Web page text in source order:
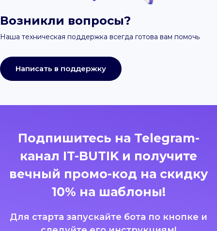
Возникли вопросы?
Наша техническая поддержка всегда готова вам помочь
Написать в поддержку
Подпишитесь на Telegram-
канал IT-BUTIK и получите
вечный промо-код на скидку
10% на шаблоны!
Для старта запускайте бота по кнопке и